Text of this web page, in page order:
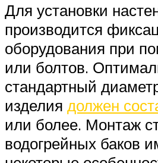
Для установки
производится
оборудования при
или болтов.
стандартный
изделия должен
или более. Монтаж
водогрейных баков